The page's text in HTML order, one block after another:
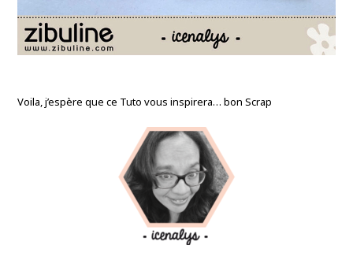
Voila, j’espère que ce Tuto vous inspirera… bon Scrap